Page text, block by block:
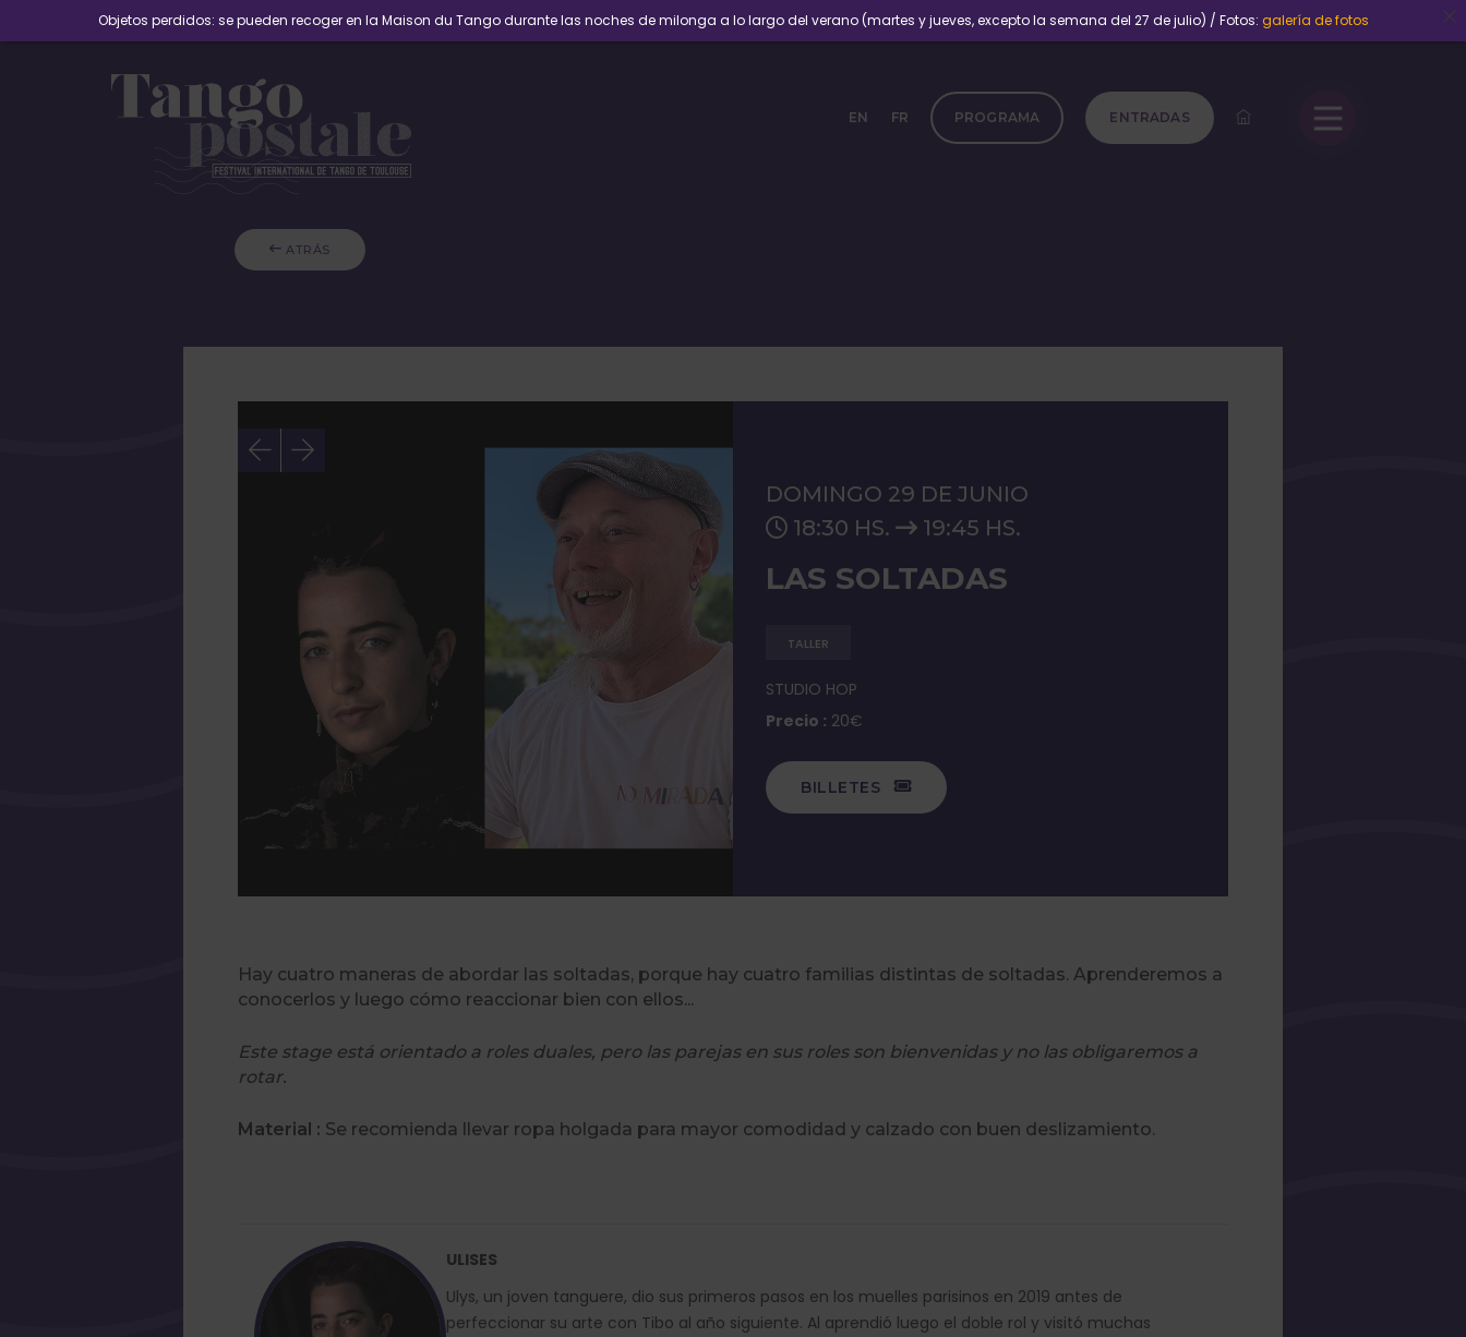
EN FR PROGRAMA ENTRADAS
ATRÁS
DOMINGO 29 DE JUNIO
18:30 HS.
19:45 HS.
LAS SOLTADAS
TALLER
STUDIO HOP
Precio : 20€
BILLETES
Hay cuatro maneras de abordar las soltadas, porque hay cuatro familias distintas de soltadas. Aprenderemos a
conocerlos y luego cómo reaccionar bien con ellos...
Este stage está orientado a roles duales, pero las parejas en sus roles son bienvenidas y no las obligaremos a
rotar.
Material : Se recomienda llevar ropa holgada para mayor comodidad y calzado con buen deslizamiento.
ULISES
Ulys, un joven tanguere, dio sus primeros pasos en los muelles parisinos en 2019 antes de
perfeccionar su arte con Tibo al año siguiente. Al aprendió luego el doble rol y visitó muchas
Objetos perdidos: se pueden recoger en la Maison du Tango durante las noches de milonga a lo largo del verano (martes y jueves, excepto la semana del 27 de julio) / Fotos: galería de fotos